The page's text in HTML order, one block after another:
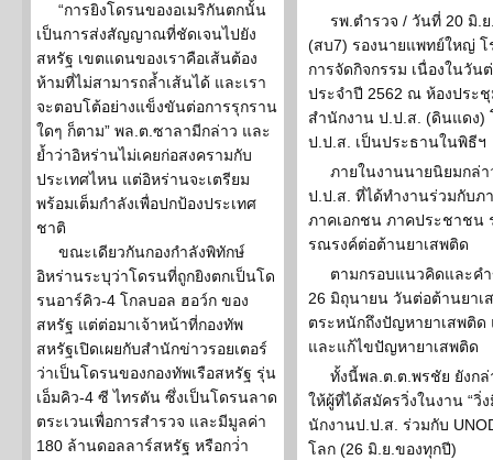
“การยิงโดรนของอเมริกันตกนั้น
เป็นการส่งสัญญาณที่ชัดเจนไปยัง
สหรัฐ เขตแดนของเราคือเส้นต้อง
ห้ามที่ไม่สามารถล้ำเส้นได้ และเรา
จะตอบโต้อย่างแข็งขันต่อการรุกราน
ใดๆ ก็ตาม” พล.ต.ซาลามีกล่าว และ
ย้ำว่าอิหร่านไม่เคยก่อสงครามกับ
ประเทศไหน แต่อิหร่านจะเตรียม
พร้อมเต็มกำลังเพื่อปกป้องประเทศ
ชาติ
ขณะเดียวกันกองกำลังพิทักษ์
อิหร่านระบุว่าโดรนที่ถูกยิงตกเป็นโด
รนอาร์คิว-4 โกลบอล ฮอว์ก ของ
สหรัฐ แต่ต่อมาเจ้าหน้าที่กองทัพ
สหรัฐเปิดเผยกับสำนักข่าวรอยเตอร์
ว่าเป็นโดรนของกองทัพเรือสหรัฐ รุ่น
เอ็มคิว-4 ซี ไทรตัน ซึ่งเป็นโดรนลาด
ตระเวนเพื่อการสำรวจ และมีมูลค่า
180 ล้านดอลลาร์สหรัฐ หรือกว่่า
รพ.ตำรวจ / วันที่ 20 มิ
(สบ7) รองนายแพทย์ใหญ่ โ
การจัดกิจกรรม เนื่องในวั
ประจำปี 2562 ณ ห้องประ
สำนักงาน ป.ป.ส. (ดินแดง)
ป.ป.ส. เป็นประธานในพิธีฯ
ภายในงานนายนิยมกล่า
ป.ป.ส. ที่ได้ทำงานร่วมกับภ
ภาคเอกชน ภาคประชาชน
รณรงค์ต่อต้านยาเสพติด
ตามกรอบแนวคิดและค
26 มิถุนายน วันต่อต้านยาเ
ตระหนักถึงปัญหายาเสพติด
และแก้ไขปัญหายาเสพติด
ทั้งนี้พล.ต.ต.พรชัย ยังก
ให้ผู้ที่ได้สมัครวิ่งในงาน “วิ่
นักงานป.ป.ส. ร่วมกับ
โลก (26 มิ.ย.ของทุกปี)